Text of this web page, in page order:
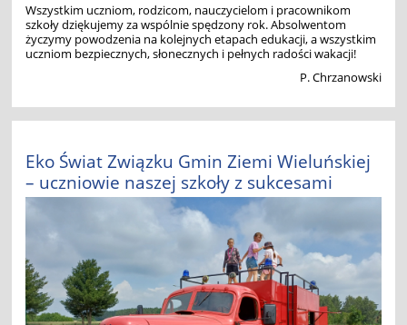
Wszystkim uczniom, rodzicom, nauczycielom i pracownikom
szkoły dziękujemy za wspólnie spędzony rok. Absolwentom
życzymy powodzenia na kolejnych etapach edukacji, a wszystkim
uczniom bezpiecznych, słonecznych i pełnych radości wakacji!
P. Chrzanowski
Eko Świat Związku Gmin Ziemi Wieluńskiej
– uczniowie naszej szkoły z sukcesami